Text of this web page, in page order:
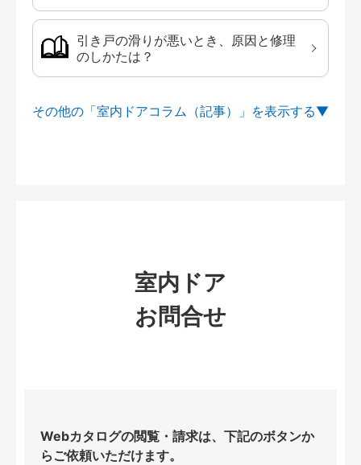
引き戸の滑りが悪いとき、原因と修理
のしかたは？
その他の「室内ドアコラム（記事）」を
室内ドア
お問合せ
Webカタログの閲覧・請求は、下記のボタンか
らご依頼いただけます。